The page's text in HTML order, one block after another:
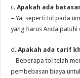
c.Apakah ada
– Ya, seperti tol pada
yang harus Anda
d.Apakah ada tarif
– Beberapa tol telah
pembebasan biaya